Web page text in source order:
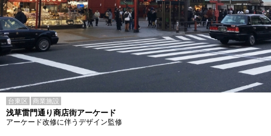
台東区 商業施設
浅草雷門通り商店街アーケード
アーケード改修に伴うデザイン監修